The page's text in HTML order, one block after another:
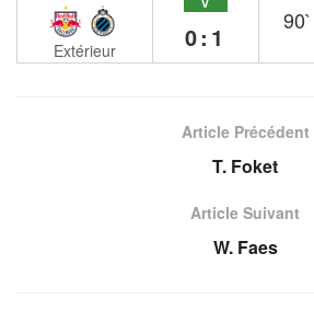
Extérieur 0:1
90`
Article Précédent
T. Foket
Article Suivant
W. Faes